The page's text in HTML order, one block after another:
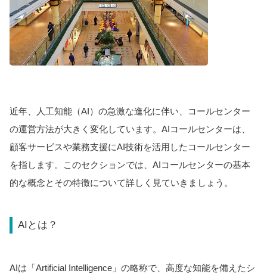
近年、人工知能（AI）の急激な進化に伴い、コールセンター
の運営方法が大きく変化しています。AIコールセンターは、
顧客サービスや業務支援にAI技術を活用したコールセンター
を指します。このセクションでは、AIコールセンターの基本
的な概念とその特徴について詳しく見ていきましょう。
AIとは？
AIは「Artificial Intelligence」の略称で、高度な知能を備えたシ